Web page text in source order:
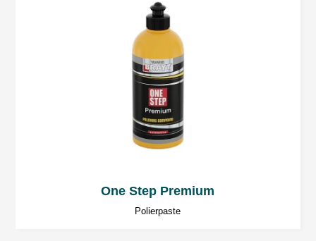
One Step Premium
Polierpaste